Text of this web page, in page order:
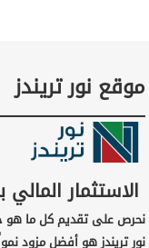
موقع نور تريندز
الاستثمار
نحرص على تقديم كل ما هو
نور تريندز هو أفضل مزود